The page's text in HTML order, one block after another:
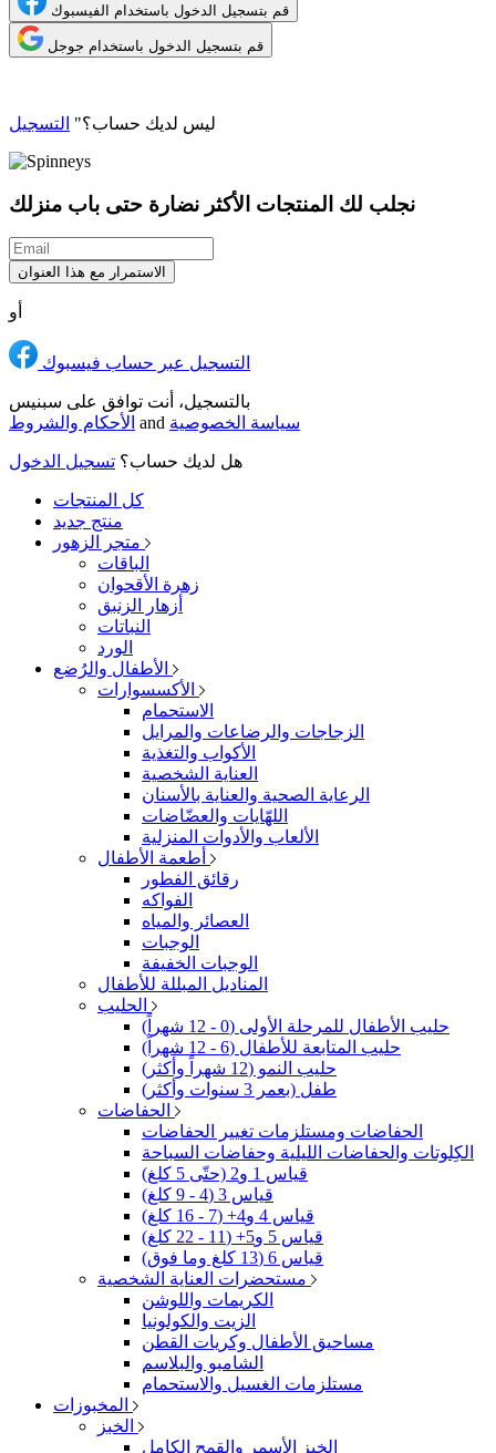
قم بتسجيل الدخول باستخدام الفيسبوك
قم بتسجيل الدخول باستخدام جوجل
ليس لديك حساب؟" التسجيل
نجلب لك المنتجات الأكثر نضارة حتى باب منزلك
الاستمرار مع هذا العنوان
أو
التسجيل عبر حساب فيسبوك
بالتسجيل، أنت توافق على سبنيس
الأحكام والشروط and سياسة الخصوصية
هل لديك حساب؟ تسجيل الدخول
كل المنتجات
منتج جديد
الباقات
زهرة الأقحوان
أزهار الزنبق
النباتات
الورد
الاستحمام
الزجاجات والرضاعات والمرايل
الأكواب والتغذية
العناية الشخصية
الرعاية الصحية والعناية بالأسنان
اللهّايات والعضّاضات
الألعاب والأدوات المنزلية
رقائق الفطور
الفواكه
العصائر والمياه
الوجبات
الوجبات الخفيفة
المناديل المبللة للأطفال
حليب الأطفال للمرحلة الأولى (0 - 12 شهراً)
حليب المتابعة للأطفال (6 - 12 شهراً)
حليب النمو (12 شهراً وأكثر)
طفل (بعمر 3 سنوات وأكثر)
الحفاضات ومستلزمات تغيير الحفاضات
الكِلوتات والحفاضات الليلية وحفاضات السباحة
قياس 1 و2 (حتّى 5 كلغ)
قياس 3 (4 - 9 كلغ)
قياس 4 و4+ (7 - 16 كلغ)
قياس 5 و5+ (11 - 22 كلغ)
قياس 6 (13 كلغ وما فوق)
الكريمات واللوشن
الزيت والكولونيا
مساحيق الأطفال وكريات القطن
الشامبو والبلاسم
مستلزمات الغسيل والاستحمام
الخبز الأسمر والقمح الكامل